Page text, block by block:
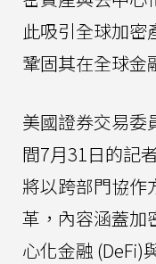
此吸引全球加密
鞏固其在全球金
美國證券交易委
間7月31日的記
將以跨部門協作
革，內容涵蓋加
心化金融 (DeFi)